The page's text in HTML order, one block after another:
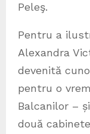
Peleş.
Pentru a
Alexandra
devenită
pentru o
Balcanilor –
două